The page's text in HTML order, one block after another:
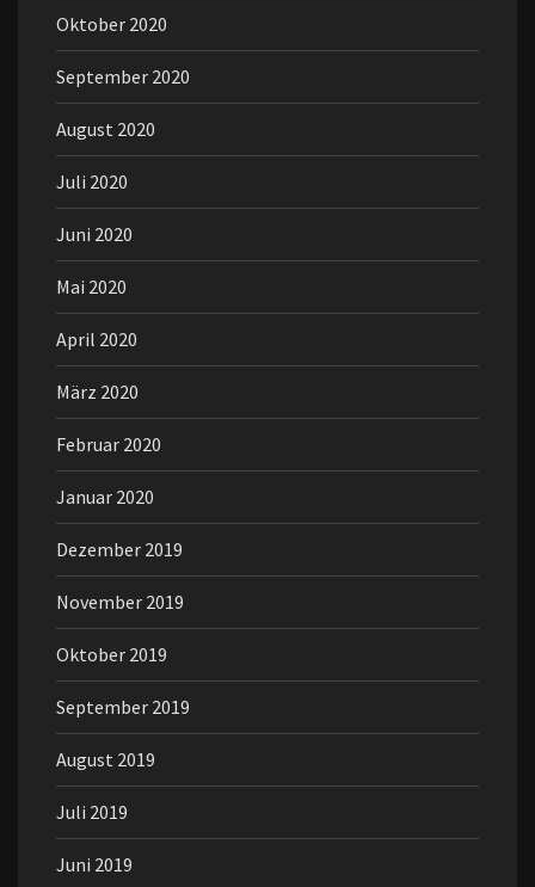
Oktober 2020
September 2020
August 2020
Juli 2020
Juni 2020
Mai 2020
April 2020
März 2020
Februar 2020
Januar 2020
Dezember 2019
November 2019
Oktober 2019
September 2019
August 2019
Juli 2019
Juni 2019